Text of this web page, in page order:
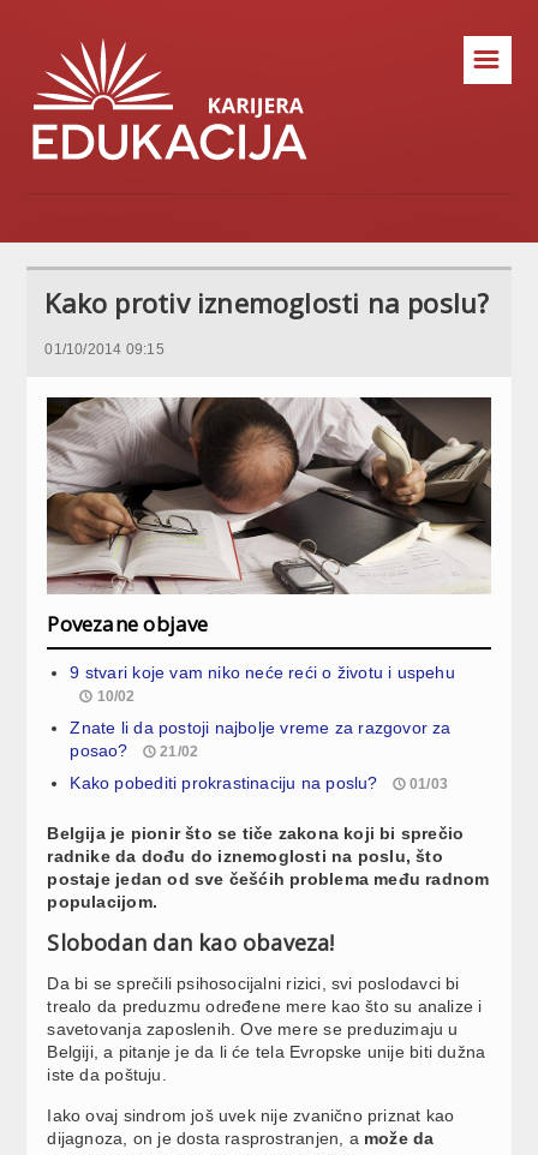
☰
Kako protiv iznemoglosti na poslu?
01/10/2014 09:15
Povezane objave
9 stvari koje vam niko neće reći o životu i uspehu
10/02
Znate li da postoji najbolje vreme za razgovor za
posao?
21/02
Kako pobediti prokrastinaciju na poslu? 01/03
Belgija je pionir što se tiče zakona koji bi sprečio
radnike da dođu do iznemoglosti na poslu, što
postaje jedan od sve češćih problema među radnom
populacijom.
Slobodan dan kao obaveza!
Da bi se sprečili psihosocijalni rizici, svi poslodavci bi
trealo da preduzmu određene mere kao što su analize i
savetovanja zaposlenih. Ove mere se preduzimaju u
Belgiji, a pitanje je da li će tela Evropske unije biti dužna
iste da poštuju.
Iako ovaj sindrom još uvek nije zvanično priznat kao
dijagnoza, on je dosta rasprostranjen, a može da